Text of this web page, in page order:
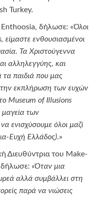
Turkey.
δήλωσε: «Όλοι
είμαστε ενθουσιασμένοι
Τα Χριστούγεννα
αλληλεγγύης, και
παιδιά που μας
εκπλήρωση των ευχών
Museum of Illusions
μαγεία των
ενισχύσουμε όλοι μαζί
Ευχή Ελλάδος).»
Διευθύντρια του Make-
«Όταν μια
αλλά συμβάλλει στη
παρά να νιώσεις